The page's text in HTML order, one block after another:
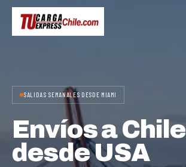
SALIDAS SEMANALES DESDE MIAMI
Envíos a Chile
desde USA